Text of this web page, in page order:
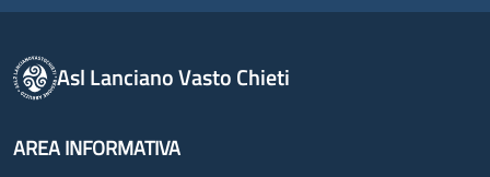
Asl Lanciano Vasto Chieti
AREA INFORMATIVA